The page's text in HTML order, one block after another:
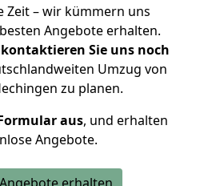
Zeit – wir kümmern uns
Angebote erhalten.
kontaktieren Sie uns noch
Umzug von
zu planen.
aus, und erhalten
Angebote.